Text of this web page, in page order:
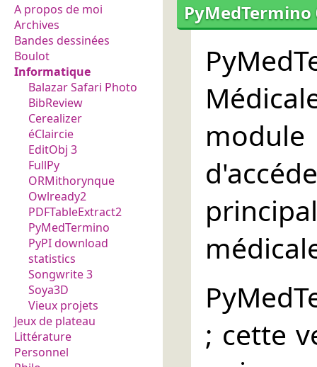
A propos de moi
Archives
Bandes dessinées
Boulot
Informatique
Balazar Safari Photo
BibReview
Cerealizer
éClaircie
EditObj 3
FullPy
ORMithorynque
Owlready2
PDFTableExtract2
PyMedTermino
PyPI download
statistics
Songwrite 3
Soya3D
Vieux projets
Jeux de plateau
Littérature
Personnel
; cette